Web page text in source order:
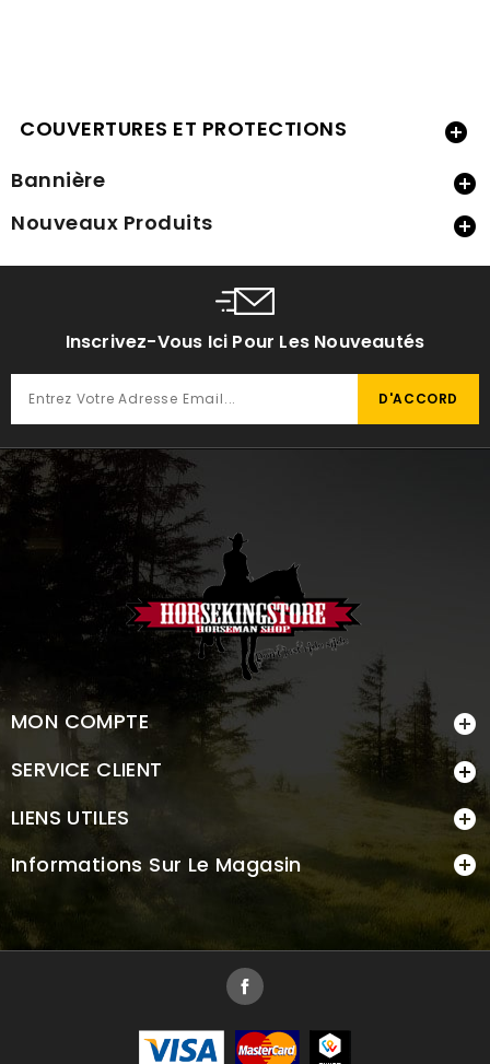
COUVERTURES ET PROTECTIONS 
Bannière 
Nouveaux Produits 
Inscrivez-Vous Ici Pour Les Nouveautés
MON COMPTE 
SERVICE CLIENT 
LIENS UTILES 
Informations Sur Le Magasin 